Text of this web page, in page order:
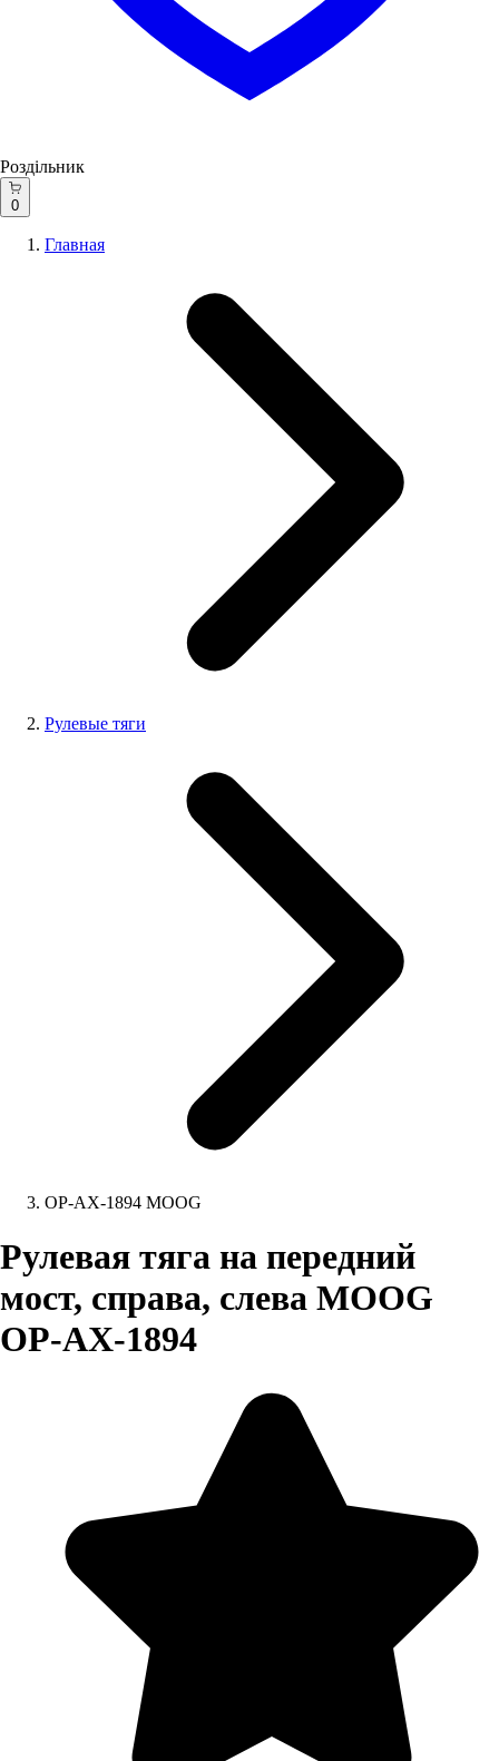
Роздільник
0
Главная
Рулевые тяги
OP-AX-1894 MOOG
Рулевая тяга на передний
мост, справа, слева MOOG
OP-AX-1894